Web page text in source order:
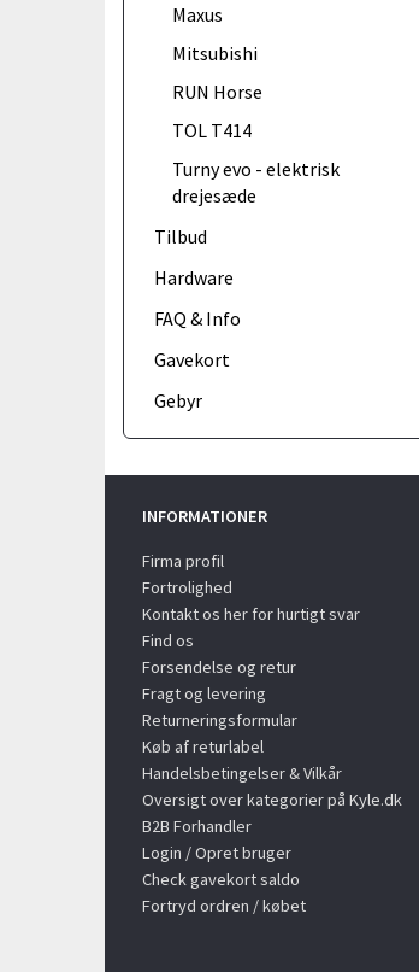
Maxus
Mitsubishi
RUN Horse
TOL T414
Turny evo - elektrisk
drejesæde
Tilbud
Hardware
FAQ & Info
Gavekort
Gebyr
INFORMATIONER
Firma profil
Fortrolighed
Kontakt os her for hurtigt svar
Find os
Forsendelse og retur
Fragt og levering
Returneringsformular
Køb af returlabel
Handelsbetingelser & Vilkår
Oversigt over kategorier på Kyle.dk
B2B Forhandler
Login / Opret bruger
Check gavekort saldo
Fortryd ordren / købet